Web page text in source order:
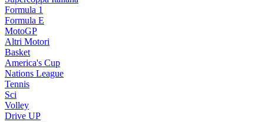
Formula 1
Formula E
MotoGP
Altri Motori
Basket
America's Cup
Nations League
Tennis
Sci
Volley
Drive UP